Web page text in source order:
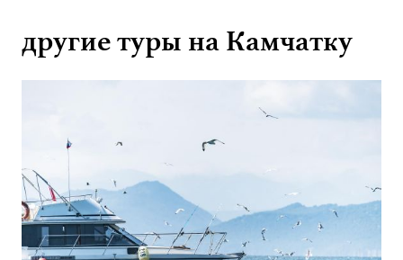
другие туры на Камчатку